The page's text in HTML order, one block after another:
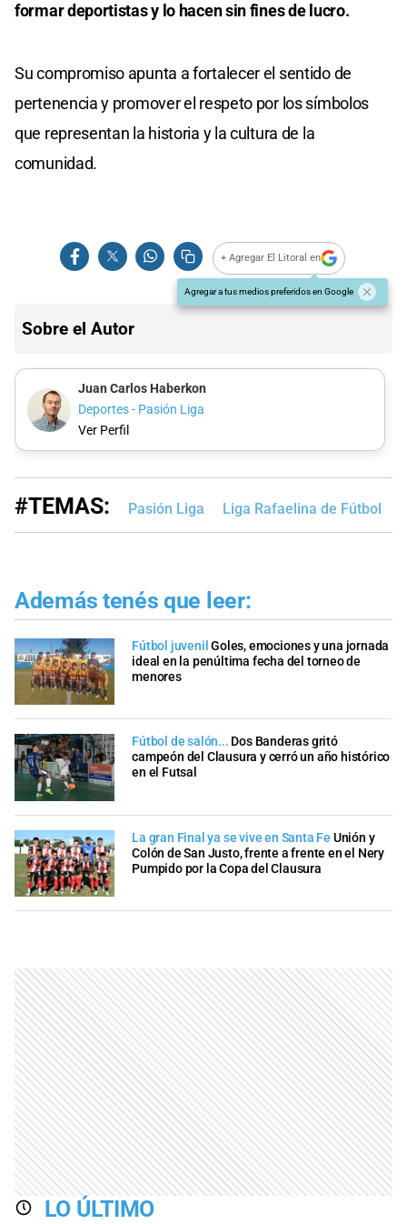
formar deportistas y lo hacen sin fines de lucro.
Su compromiso apunta a fortalecer el sentido de
pertenencia y promover el respeto por los símbolos
que representan la historia y la cultura de la
comunidad.
+ Agregar El Litoral en
Agregar a tus medios preferidos en Google
Sobre el Autor
Juan Carlos Haberkon
Deportes - Pasión Liga
Ver Perfil
#TEMAS: Pasión Liga Liga Rafaelina de Fútbol
Además tenés que leer:
Fútbol juvenil Goles, emociones y una jornada
ideal en la penúltima fecha del torneo de
menores
Fútbol de salón... Dos Banderas gritó
campeón del Clausura y cerró un año histórico
en el Futsal
La gran Final ya se vive en Santa Fe Unión y
Colón de San Justo, frente a frente en el Nery
Pumpido por la Copa del Clausura
LO ÚLTIMO